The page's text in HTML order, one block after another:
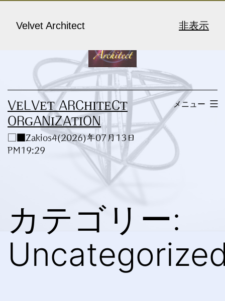
へ
ス
キ
ッ
VELVET ARCHITECT
ORGANIZATION
□■Zakios4(2026)年07月13日
PM19:29
メニュー
カテゴリー:
Velvet Architect 非表示